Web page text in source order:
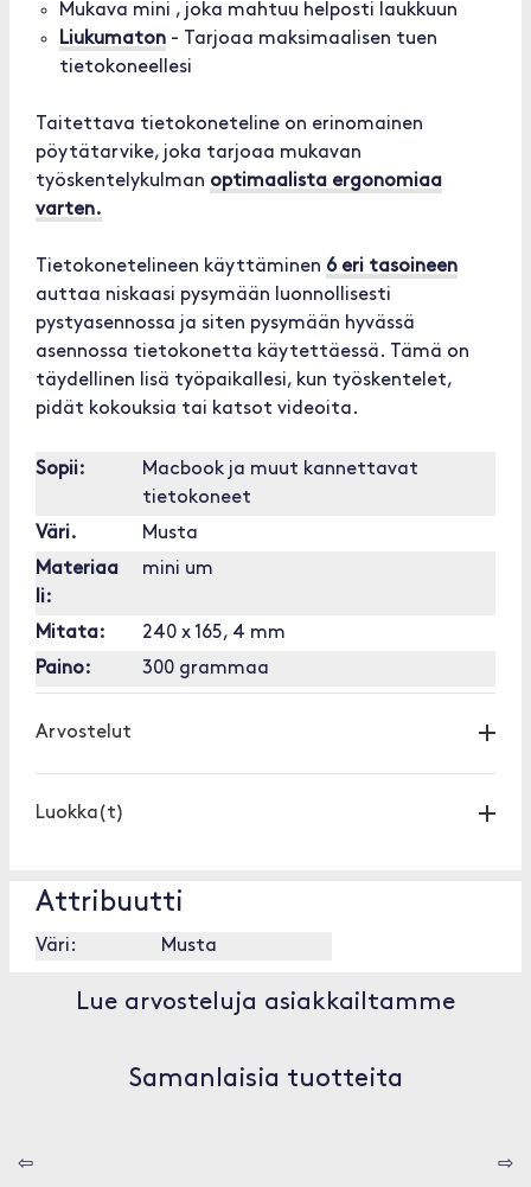
Mukava mini , joka mahtuu helposti laukkuun
Liukumaton - Tarjoaa maksimaalisen tuen
tietokoneellesi
Taitettava tietokoneteline on erinomainen
pöytätarvike, joka tarjoaa mukavan
työskentelykulman optimaalista ergonomiaa
varten.
Tietokonetelineen käyttäminen 6 eri tasoineen
auttaa niskaasi pysymään luonnollisesti
pystyasennossa ja siten pysymään hyvässä
asennossa tietokonetta käytettäessä. Tämä on
täydellinen lisä työpaikallesi, kun työskentelet,
pidät kokouksia tai katsot videoita.
Sopii:
Macbook ja muut kannettavat
tietokoneet
Väri.
Musta
Materiaa
li:
mini um
Mitata:
240 x 165, 4 mm
Paino:
300 grammaa
Arvostelut
Luokka(t)
Attribuutti
Väri: Musta
Lue arvosteluja asiakkailtamme
Samanlaisia tuotteita
⇦ ⇨